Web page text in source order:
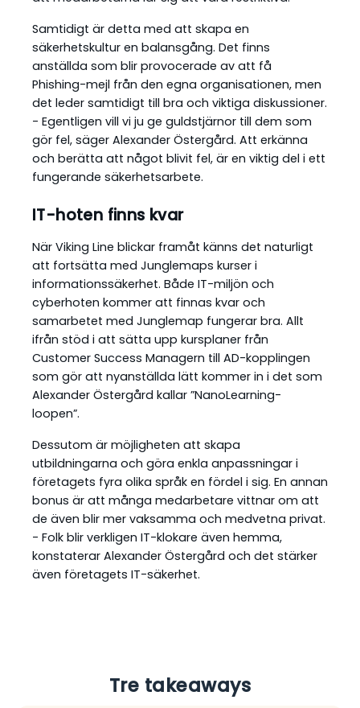
Samtidigt är detta med att skapa en
säkerhetskultur en balansgång. Det finns
anställda som blir provocerade av att få
Phishing-mejl från den egna organisationen, men
det leder samtidigt till bra och viktiga diskussioner.
- Egentligen vill vi ju ge guldstjärnor till dem som
gör fel, säger Alexander Östergård. Att erkänna
och berätta att något blivit fel, är en viktig del i ett
fungerande säkerhetsarbete.
IT-hoten finns kvar
När Viking Line blickar framåt känns det naturligt
att fortsätta med Junglemaps kurser i
informationssäkerhet. Både IT-miljön och
cyberhoten kommer att finnas kvar och
samarbetet med Junglemap fungerar bra. Allt
ifrån stöd i att sätta upp kursplaner från
Customer Success Managern till AD-kopplingen
som gör att nyanställda lätt kommer in i det som
Alexander Östergård kallar ”NanoLearning-
loopen”.
Dessutom är möjligheten att skapa
utbildningarna och göra enkla anpassningar i
företagets fyra olika språk en fördel i sig. En annan
bonus är att många medarbetare vittnar om att
de även blir mer vaksamma och medvetna privat.
- Folk blir verkligen IT-klokare även hemma,
konstaterar Alexander Östergård och det stärker
även företagets IT-säkerhet.
Tre takeaways